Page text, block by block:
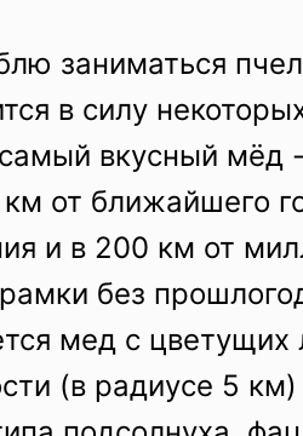
заниматься
в силу
вкусный мёд
от ближайшего
и в 200 км от
без
мед с цветущих
(в радиусе 5